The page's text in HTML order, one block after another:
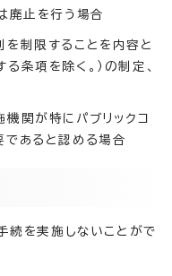
廃止を行う場合
を制限することを内容と
条項を除く。）の制定、
関が特にパブリックコ
であると認める場合
続を実施しないことがで